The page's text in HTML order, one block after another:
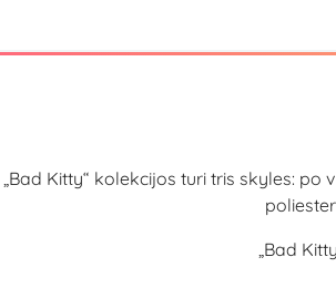
Kitty“ kolekcijos turi tris skyles:
„Bad